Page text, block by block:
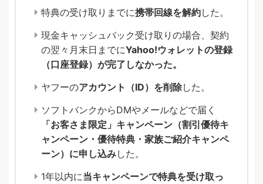
特典の受け取りまでに携帯回線を解約した。
現金キャッシュバック受け取りの場合、契約
の翌々月末日までにYahoo!ウォレットの登録
（口座登録）が完了しなかった。
ヤフーのアカウント（ID）を削除した。
ソフトバンクからDMやメールなどで届く
「お客さま限定」キャンペーン（割引優待キ
ャンペーン・優待特典・家族ご紹介キャンペ
ーン）に申し込みした。
1年以内に当キャンペーンで特典を受け取っ